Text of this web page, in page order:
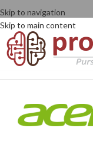
Skip to navigation
Skip to main content